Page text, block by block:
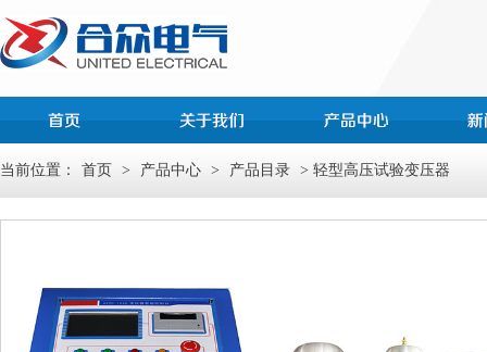
当前位置： 首页 > 产品中心 > 产品目录 > 轻型高压试验变压器